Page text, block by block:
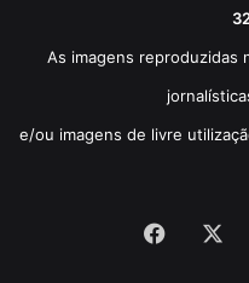
As imagens reproduzidas
e/ou imagens de livre